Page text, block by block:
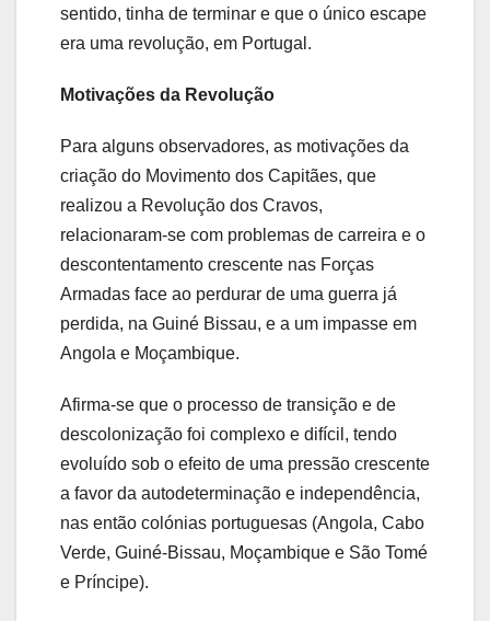
sentido, tinha de terminar e que o único escape
era uma revolução, em Portugal.
Motivações da Revolução
Para alguns observadores, as motivações da
criação do Movimento dos Capitães, que
realizou a Revolução dos Cravos,
relacionaram-se com problemas de carreira e o
descontentamento crescente nas Forças
Armadas face ao perdurar de uma guerra já
perdida, na Guiné Bissau, e a um impasse em
Angola e Moçambique.
Afirma-se que o processo de transição e de
descolonização foi complexo e difícil, tendo
evoluído sob o efeito de uma pressão crescente
a favor da autodeterminação e independência,
nas então colónias portuguesas (Angola, Cabo
Verde, Guiné-Bissau, Moçambique e São Tomé
e Príncipe).